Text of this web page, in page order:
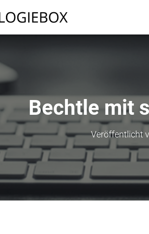
Bechtle mit
Veröffentlicht